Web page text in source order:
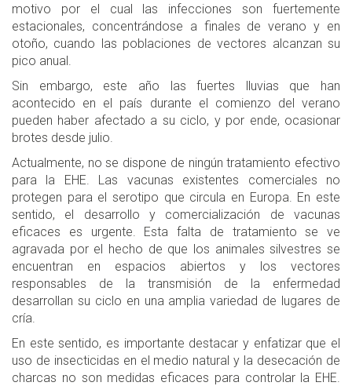
motivo por el cual las infecciones son fuertemente
estacionales, concentrándose a finales de verano y en
otoño, cuando las poblaciones de vectores alcanzan su
pico anual.
Sin embargo, este año las fuertes lluvias que han
acontecido en el país durante el comienzo del verano
pueden haber afectado a su ciclo, y por ende, ocasionar
brotes desde julio.
Actualmente, no se dispone de ningún tratamiento efectivo
para la EHE. Las vacunas existentes comerciales no
protegen para el serotipo que circula en Europa. En este
sentido, el desarrollo y comercialización de vacunas
eficaces es urgente. Esta falta de tratamiento se ve
agravada por el hecho de que los animales silvestres se
encuentran en espacios abiertos y los vectores
responsables de la transmisión de la enfermedad
desarrollan su ciclo en una amplia variedad de lugares de
cría.
En este sentido, es importante destacar y enfatizar que el
uso de insecticidas en el medio natural y la desecación de
charcas no son medidas eficaces para controlar la EHE.